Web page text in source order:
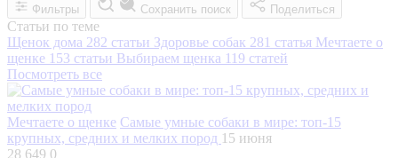
Фильтры Сохранить поиск Поделиться
Статьи по теме
Щенок дома 282 статьи Здоровье собак 281 статья Мечтаете о
щенке 153 статьи Выбираем щенка 119 статей
Посмотреть все
Мечтаете о щенке Самые умные собаки в мире: топ-15
крупных, средних и мелких пород 15 июня
28 649 0